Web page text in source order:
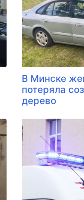
В Минске
потеряла
дерево